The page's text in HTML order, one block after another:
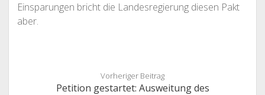
Einsparungen bricht die Landesregierung diesen Pakt
aber.
Vorheriger Beitrag
Petition gestartet: Ausweitung des